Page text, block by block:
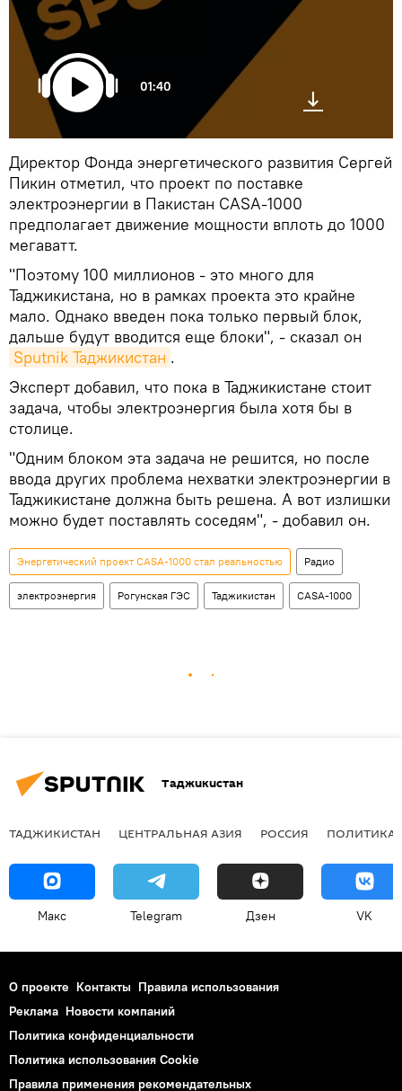
01:40
Директор Фонда энергетического развития Сергей
Пикин отметил, что проект по поставке
электроэнергии в Пакистан CASA-1000
предполагает движение мощности вплоть до 1000
мегаватт.
"Поэтому 100 миллионов - это много для
Таджикистана, но в рамках проекта это крайне
мало. Однако введен пока только первый блок,
дальше будут вводится еще блоки", - сказал он
Sputnik Таджикистан .
Эксперт добавил, что пока в Таджикистане стоит
задача, чтобы электроэнергия была хотя бы в
столице.
"Одним блоком эта задача не решится, но после
ввода других проблема нехватки электроэнергии в
Таджикистане должна быть решена. А вот излишки
можно будет поставлять соседям", - добавил он.
Энергетический проект CASA-1000 стал реальностью Радио
электроэнергия Рогунская ГЭС Таджикистан CASA-1000
Таджикистан
ТАДЖИКИСТАН ЦЕНТРАЛЬНАЯ АЗИЯ РОССИЯ ПОЛИТИКА
Макс Telegram Дзен VK
О проекте Контакты Правила использования
Реклама Новости компаний
Политика конфиденциальности
Политика использования Cookie
Правила применения рекомендательных